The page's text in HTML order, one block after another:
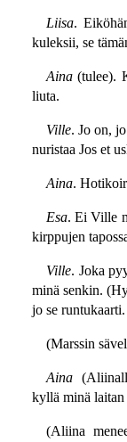
Liisa.
kuleksii, se
Aina(tulee).
liuta.
Ville. Jo on,
nuristaa Jos et
Aina.
Esa. Ei Ville
kirppujen
Ville. Joka
minä senkin.
jo se
(Marssin
Aina
kyllä minä
(Aliina